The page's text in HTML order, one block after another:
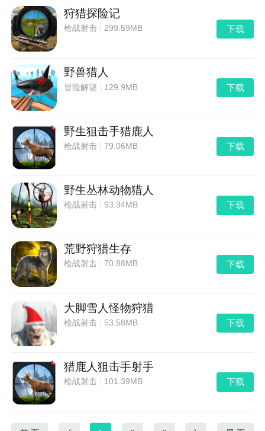
作精良，每一款续作都相当的精致，喜欢这种类型的游
戏就关注我们去秀手
狩猎探险记
枪战射击 |299.59MB 下载
野兽猎人
冒险解谜 129.9MB 下载
野生狙击手猎鹿人
枪战射击 |79.06MB 下载
野生丛林动物猎人
枪战射击 |93.34MB 下载
荒野狩猎生存
枪战射击 |70.88MB 下载
大脚雪人怪物狩猎
枪战射击 53.58MB 下载
猎鹿人狙击手射手
枪战射击 101.39MB 下载